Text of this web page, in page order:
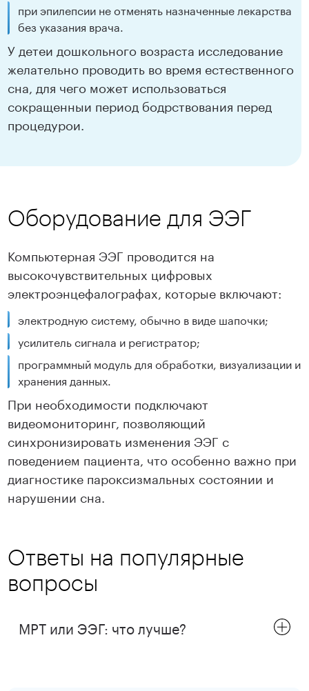
при эпилепсии не отменять назначенные лекарства
без указания врача.
У детеи дошкольного возраста исследование
желательно проводить во время естественного
сна, для чего может использоваться
сокращенныи период бодрствования перед
процедурои.
Оборудование для ЭЭГ
Компьютерная ЭЭГ проводится на
высокочувствительных цифровых
электроэнцефалографах, которые включают:
электродную систему, обычно в виде шапочки;
усилитель сигнала и регистратор;
программный модуль для обработки, визуализации и
хранения данных.
При необходимости подключают
видеомониторинг, позволяющий
синхронизировать изменения ЭЭГ с
поведением пациента, что особенно важно при
диагностике пароксизмальных состоянии и
нарушении сна.
Ответы на популярные
вопросы
МРТ или ЭЭГ: что лучше?